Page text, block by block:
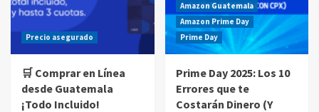
Precio asegurado
🛒 Comprar en Línea
desde Guatemala
¡Todo Incluido!
Amazon Guatemala
Amazon Prime Day
Prime Day
Prime Day 2025: Los 10
Errores que te
Costarán Dinero (Y